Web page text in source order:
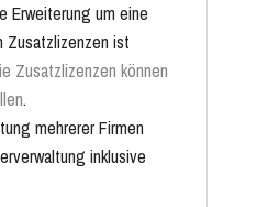
Erweiterung um eine
Zusatzlizenzen ist
Zusatzlizenzen können
.
mehrerer Firmen
inklusive